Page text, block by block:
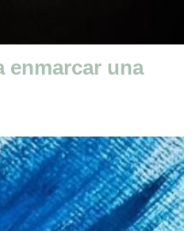
enmarcar una